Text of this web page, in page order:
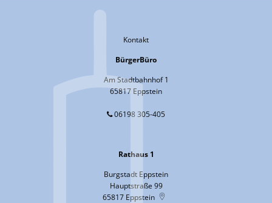
Kontakt
BürgerBüro
Am Stadtbahnhof 1
65817 Eppstein
06198 305-405
Rathaus 1
Burgstadt Eppstein
Hauptstraße 99
65817 Eppstein